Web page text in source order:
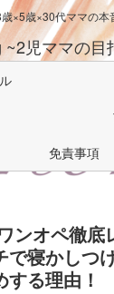
×5歳×30代ママの本
~2児ママの
免責事項
ンオペ徹
で寝かしつ
る理由！